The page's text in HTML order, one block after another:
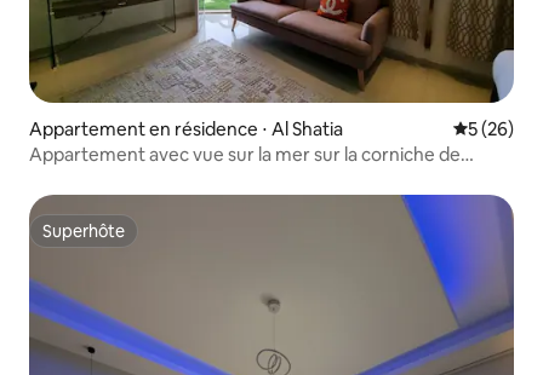
Appartement en résidence ⋅ Al Shatia
5 (26)
Appartement avec vue sur la mer sur la corniche de
Superhôte
Superhôte